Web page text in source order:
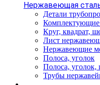
Нержавеющая
Детали
Комплектующие
Круг, квадрат,
Лист
Нержавеющие
Полоса, уголок
Полоса, уголок,
Трубы